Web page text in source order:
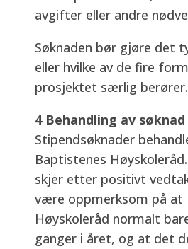
avgifter eller andre
Søknaden bør gjøre det
eller hvilke av de fire
prosjektet særlig berører.
4 Behandling av søknad
Stipendsøknader
Baptistenes
skjer etter positivt
være oppmerksom på at
Høyskoleråd normalt
ganger i året, og at det